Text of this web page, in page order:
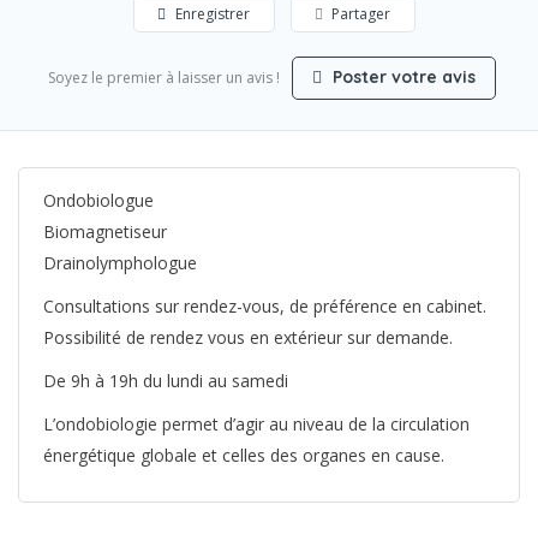
Enregistrer Partager
Soyez le premier à laisser un avis ! Poster votre avis
Ondobiologue
Biomagnetiseur
Drainolymphologue
Consultations sur rendez-vous, de préférence en cabinet.
Possibilité de rendez vous en extérieur sur demande.
De 9h à 19h du lundi au samedi
L’ondobiologie permet d’agir au niveau de la circulation
énergétique globale et celles des organes en cause.